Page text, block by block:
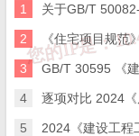
1 关于GB/T 50082-2024
2 《住宅项目规范》GB
3 GB/T 30595 《建筑保
4 逐项对比 2024《房屋建
5 2024《建设工程